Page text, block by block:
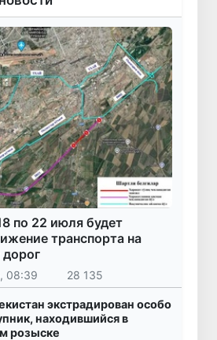
по 22 июля будет
транспорта на
дорог
08:39 28 135
экстрадирован особо
находившийся в
розыске